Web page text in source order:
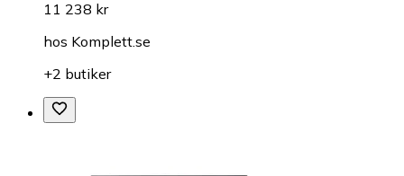
11 238 kr
hos Komplett.se
+2 butiker